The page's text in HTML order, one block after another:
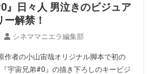
』日々人 男泣きのビジュア
解禁！
シネママニエラ編集部
作者の小山宙哉オリジナル脚本で初の
宇宙兄弟#0』の描き下ろしのキービジ